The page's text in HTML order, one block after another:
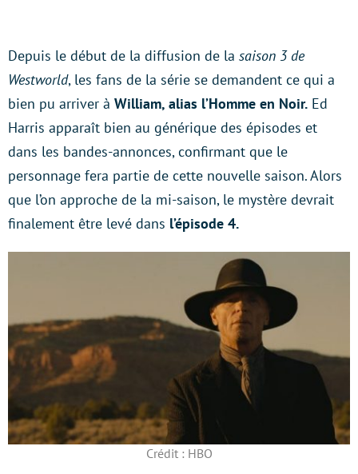
Depuis le début de la diffusion de la saison 3 de
Westworld, les fans de la série se demandent ce qui a
bien pu arriver à William, alias l’Homme en Noir. Ed
Harris apparaît bien au générique des épisodes et
dans les bandes-annonces, confirmant que le
personnage fera partie de cette nouvelle saison. Alors
que l’on approche de la mi-saison, le mystère devrait
finalement être levé dans l’épisode 4.
Crédit : HBO